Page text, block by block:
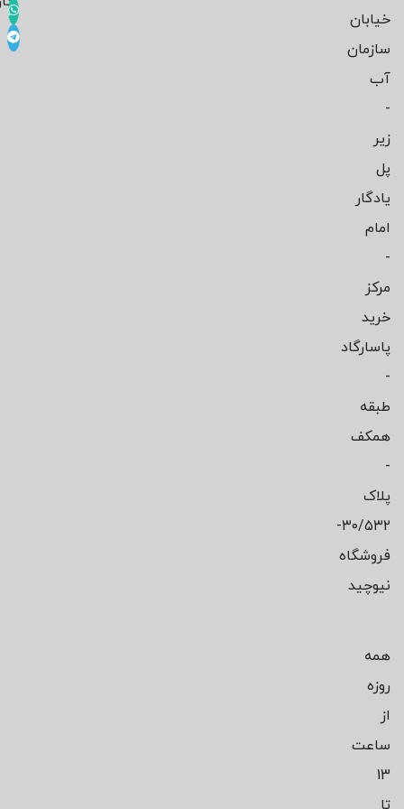
خیابان
سازمان
آب
-
زیر
پل
یادگار
امام
-
مرکز
خرید
پاسارگاد
-
طبقه
همکف
-
پلاک
۳۰/۵۳۲-
فروشگاه
نیوچید
همه
روزه
از
ساعت
13